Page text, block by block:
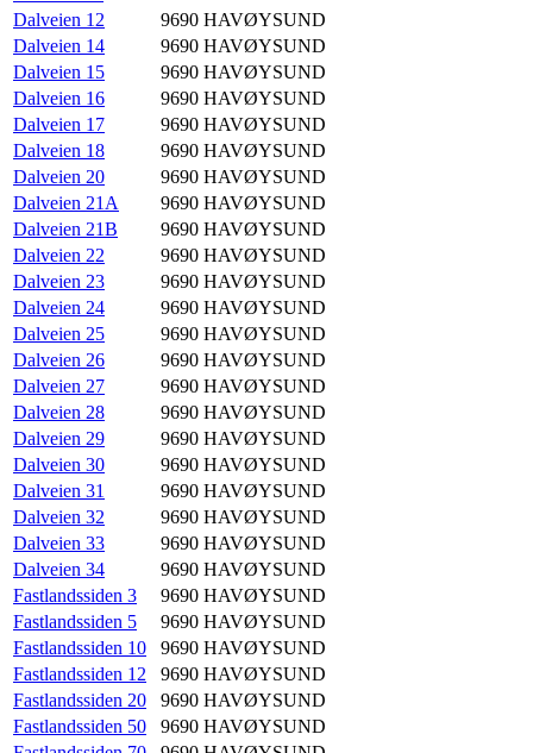
Dalveien 12
9690 HAVØYSUND
Dalveien 14
9690 HAVØYSUND
Dalveien 15
9690 HAVØYSUND
Dalveien 16
9690 HAVØYSUND
Dalveien 17
9690 HAVØYSUND
Dalveien 18
9690 HAVØYSUND
Dalveien 20
9690 HAVØYSUND
Dalveien 21A
9690 HAVØYSUND
Dalveien 21B
9690 HAVØYSUND
Dalveien 22
9690 HAVØYSUND
Dalveien 23
9690 HAVØYSUND
Dalveien 24
9690 HAVØYSUND
Dalveien 25
9690 HAVØYSUND
Dalveien 26
9690 HAVØYSUND
Dalveien 27
9690 HAVØYSUND
Dalveien 28
9690 HAVØYSUND
Dalveien 29
9690 HAVØYSUND
Dalveien 30
9690 HAVØYSUND
Dalveien 31
9690 HAVØYSUND
Dalveien 32
9690 HAVØYSUND
Dalveien 33
9690 HAVØYSUND
Dalveien 34
9690 HAVØYSUND
Fastlandssiden 3
9690 HAVØYSUND
Fastlandssiden 5
9690 HAVØYSUND
Fastlandssiden 10
9690 HAVØYSUND
Fastlandssiden 12
9690 HAVØYSUND
Fastlandssiden 20
9690 HAVØYSUND
Fastlandssiden 50
9690 HAVØYSUND